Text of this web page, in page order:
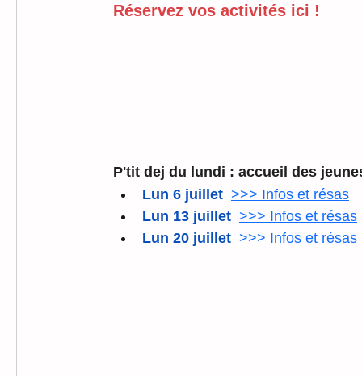
Réservez vos activités ici !
P'tit dej du lundi : accueil des
Lun 6 juillet >>> Infos et résas
Lun 13 juillet >>> Infos et résas
Lun 20 juillet >>> Infos et résas